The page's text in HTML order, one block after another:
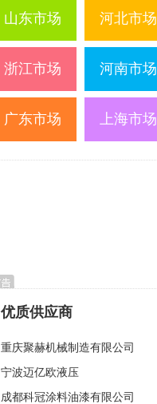
山东市场 河北市场
浙江市场 河南市场
广东市场 上海市场
优质供应商
重庆聚赫机械制造有限公司
宁波迈亿欧液压
成都科冠涂料油漆有限公司